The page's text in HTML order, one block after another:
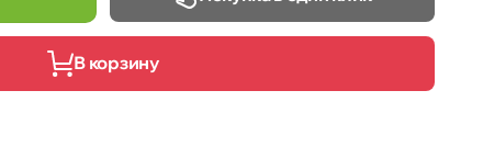
В корзину